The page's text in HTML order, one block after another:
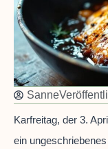
Sanne
Karfreitag, der 3.
ein